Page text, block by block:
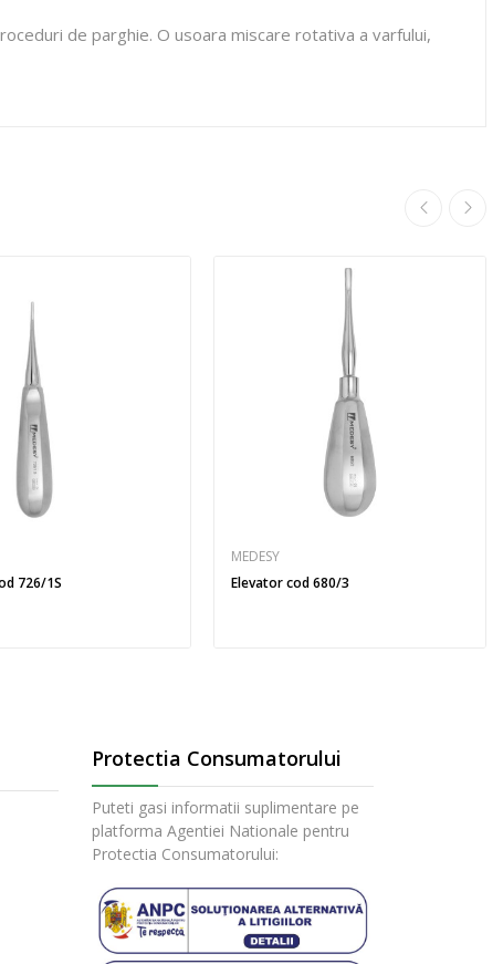
de parghie. O usoara miscare rotativa a varfului,
726/1S
MEDESY
Elevator cod 680/3
Protectia Consumatorului
Puteti gasi informatii suplimentare pe
platforma Agentiei Nationale pentru
Protectia Consumatorului: